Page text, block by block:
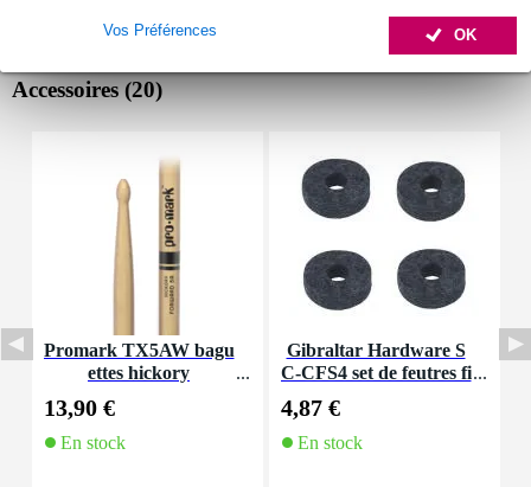
OK
Vos Préférences
Accessoires (20)
Promark TX5AW bagu
ettes hickory
13,90 €
En stock
Gibraltar Hardware S
C-CFS4 set de feutres fi
4,87 €
En stock